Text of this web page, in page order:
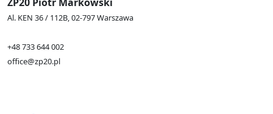
Al. KEN 36 / 112B, 02-797 Warszawa
+48 733 644 002
office@zp20.pl